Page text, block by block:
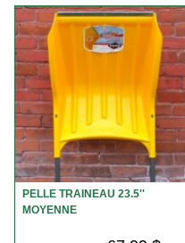
PELLE TRAINEAU 23.5''
MOYENNE